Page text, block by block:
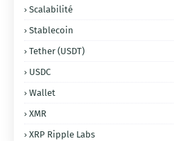
Scalabilité
Stablecoin
Tether (USDT)
USDC
Wallet
XMR
XRP Ripple Labs